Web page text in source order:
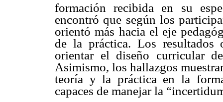
formación recibida en su
encontró que según los
orientó más hacia el eje
de la práctica. Los resultados
orientar el diseño curricular
Asimismo, los hallazgos
teoría y la práctica en la
capaces de manejar la